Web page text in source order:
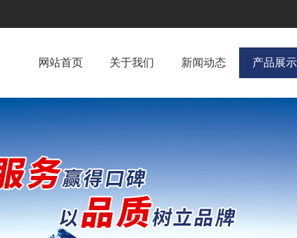
网站首页 关于我们 新闻动态 产品展示